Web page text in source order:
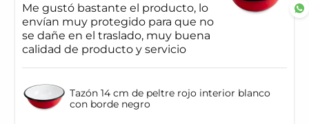
Me gustó bastante el producto, lo
envían muy protegido para que no
se dañe en el traslado, muy buena
calidad de producto y servicio
Tazón 14 cm de peltre rojo interior blanco
con borde negro